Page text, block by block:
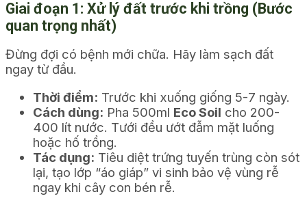
Giai đoạn 1: Xử lý đất trước khi trồng (Bước
quan trọng nhất)
Đừng đợi có bệnh mới chữa. Hãy làm sạch đất
ngay từ đầu.
Thời điểm: Trước khi xuống giống 5-7 ngày.
Cách dùng: Pha 500ml Eco Soil cho 200-
400 lít nước. Tưới đều ướt đẫm mặt luống
hoặc hố trồng.
Tác dụng: Tiêu diệt trứng tuyến trùng còn sót
lại, tạo lớp “áo giáp” vi sinh bảo vệ vùng rễ
ngay khi cây con bén rễ.